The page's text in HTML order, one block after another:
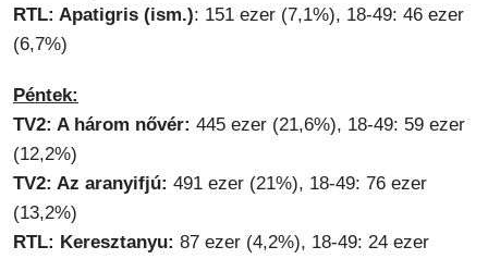
RTL: Apatigris (ism.): 151 ezer (7,1%), 18-49: 46 ezer
(6,7%)
Péntek:
TV2: A három nővér: 445 ezer (21,6%), 18-49: 59 ezer
(12,2%)
TV2: Az aranyifjú: 491 ezer (21%), 18-49: 76 ezer
(13,2%)
RTL: Keresztanyu: 87 ezer (4,2%), 18-49: 24 ezer